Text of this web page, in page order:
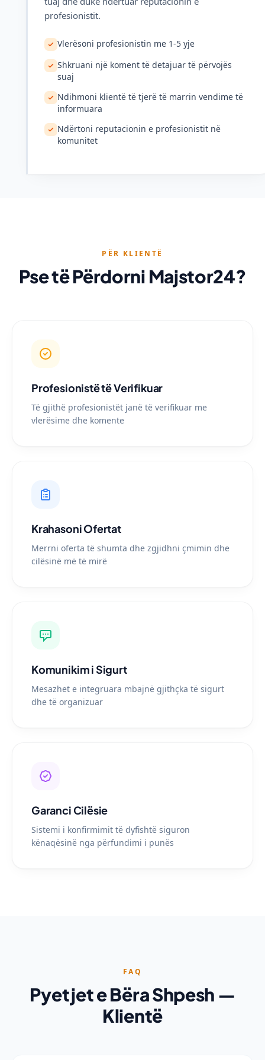
profesionistit.
Vlerësoni profesionistin me 1-5 yje
Shkruani një koment të detajuar të përvojës
suaj
Ndihmoni klientë të tjerë të marrin vendime të
informuara
Ndërtoni reputacionin e profesionistit në
komunitet
PËR KLIENTË
Pse të Përdorni Majstor24?
Profesionistë të Verifikuar
Të gjithë profesionistët janë të verifikuar me
vlerësime dhe komente
Krahasoni Ofertat
Merrni oferta të shumta dhe zgjidhni çmimin dhe
cilësinë më të mirë
Komunikim i Sigurt
Mesazhet e integruara mbajnë gjithçka të sigurt
dhe të organizuar
Garanci Cilësie
Sistemi i konfirmimit të dyfishtë siguron
kënaqësinë nga përfundimi i punës
FAQ
Pyetjet e Bëra Shpesh —
Klientë